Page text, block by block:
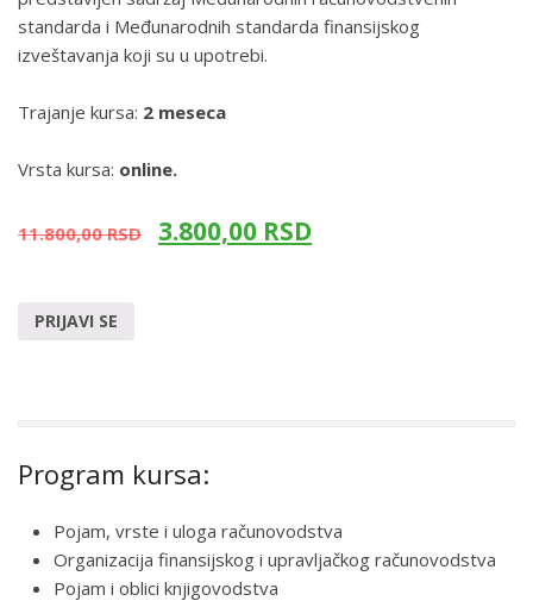
standarda i Međunarodnih standarda finansijskog
izveštavanja koji su u upotrebi.
Trajanje kursa: 2 meseca
Vrsta kursa: online.
11.800,00RSD 3.800,00 RSD
PRIJAVI SE
Program kursa:
Pojam, vrste i uloga računovodstva
Organizacija finansijskog i upravljačkog računovodstva
Pojam i oblici knjigovodstva